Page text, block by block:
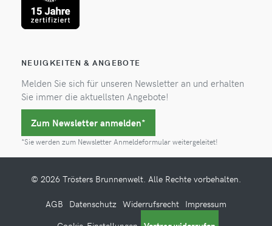
NEUIGKEITEN & ANGEBOTE
Melden Sie sich für unseren Newsletter an und erhalten
Sie immer die aktuellsten Angebote!
Zum Newsletter anmelden*
*Sie werden zum Newsletter Anmeldeformular weitergeleitet!
© 2026 Trösters Brunnenwelt. Alle Rechte vorbehalten.
AGB Datenschutz Widerrufsrecht Impressum